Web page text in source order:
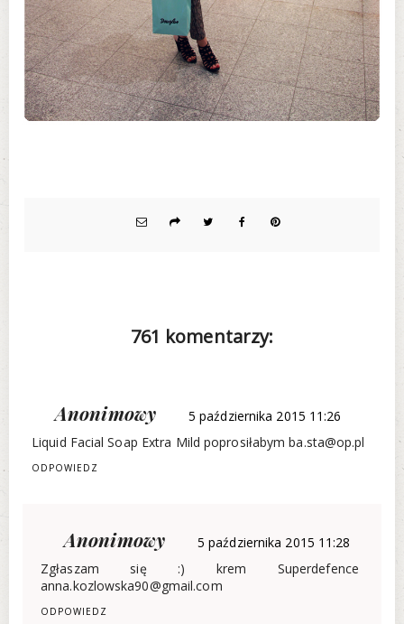
761 komentarzy:
Anonimowy
5 października 2015 11:26
Liquid Facial Soap Extra Mild poprosiłabym ba.sta@op.pl
ODPOWIEDZ
Anonimowy
5 października 2015 11:28
Zgłaszam się :) krem Superdefence
anna.kozlowska90@gmail.com
ODPOWIEDZ